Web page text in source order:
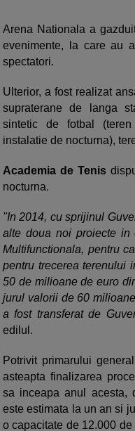
Arena Nationala a
evenimente, la care au
spectatori.
Ulterior, a fost realizat
supraterane de langa
sintetic de fotbal
instalatie de nocturna),
Academia de Tenis
nocturna.
"In 2014, cu sprijinul
alte doua noi proiecte in
Multifunctionala, pentru
pentru trecerea terenului
50 de milioane de euro
jurul valorii de 60
a fost transferat de
edilul.
Potrivit primarului
asteapta finalizarea
sa inceapa anul acesta,
este estimata la un an si
o capacitate de 12.000